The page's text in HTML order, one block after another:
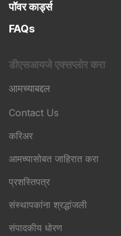
पॉवर कार्ड्स
FAQs
डीएसआयजे एक्सप्लोर करा
आमच्याबद्दल
Contact Us
करिअर
आमच्यासोबत जाहिरात करा
प्रशस्तिपत्र
संस्थापकांना श्रद्धांजली
संपादकीय धोरण